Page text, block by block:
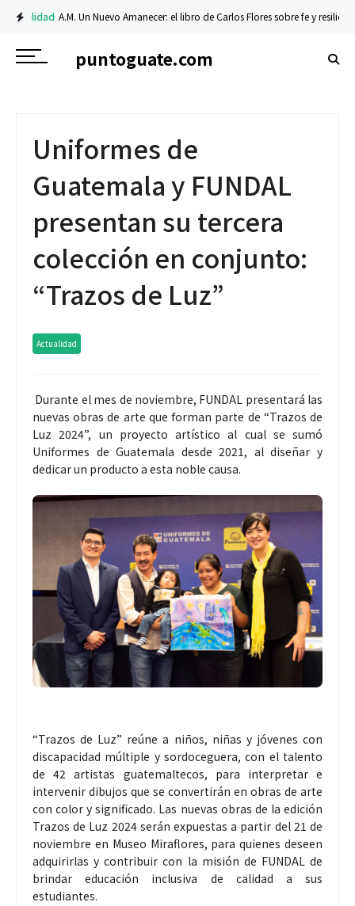
A.M. Un Nuevo Amanecer: el libro de Carlos Flores sobre fe y resiliencia
puntoguate.com
Uniformes de
Guatemala y FUNDAL
presentan su tercera
colección en conjunto:
“Trazos de Luz”
Actualidad
Durante el mes de noviembre, FUNDAL presentará las
nuevas obras de arte que forman parte de “Trazos de
Luz 2024”, un proyecto artístico al cual se sumó
Uniformes de Guatemala desde 2021, al diseñar y
dedicar un producto a esta noble causa.
“Trazos de Luz” reúne a niños, niñas y jóvenes con
discapacidad múltiple y sordoceguera, con el talento
de 42 artistas guatemaltecos, para interpretar e
intervenir dibujos que se convertirán en obras de arte
con color y significado. Las nuevas obras de la edición
Trazos de Luz 2024 serán expuestas a partir del 21 de
noviembre en Museo Miraflores, para quienes deseen
adquirirlas y contribuir con la misión de FUNDAL de
brindar educación inclusiva de calidad a sus
estudiantes.